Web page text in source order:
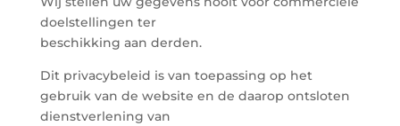
doelstellingen ter
beschikking aan derden.
Dit privacybeleid is van toepassing op het
gebruik van de website en de daarop ontsloten
dienstverlening van